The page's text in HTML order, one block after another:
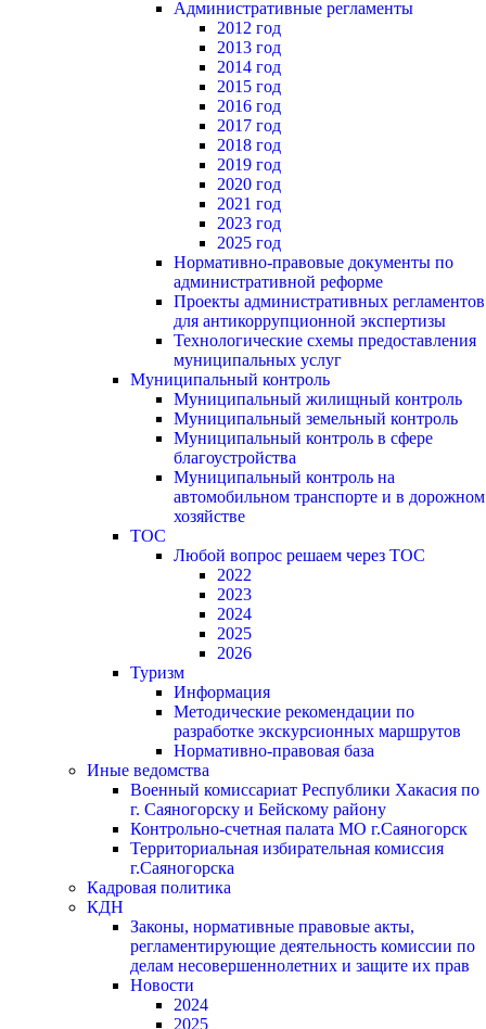
Административные регламенты
2012 год
2013 год
2014 год
2015 год
2016 год
2017 год
2018 год
2019 год
2020 год
2021 год
2023 год
2025 год
Нормативно-правовые документы по
административной реформе
Проекты административных регламентов
для антикоррупционной экспертизы
Технологические схемы предоставления
муниципальных услуг
Муниципальный контроль
Муниципальный жилищный контроль
Муниципальный земельный контроль
Муниципальный контроль в сфере
благоустройства
Муниципальный контроль на
автомобильном транспорте и в дорожном
хозяйстве
ТОС
Любой вопрос решаем через ТОС
2022
2023
2024
2025
2026
Туризм
Информация
Методические рекомендации по
разработке экскурсионных маршрутов
Нормативно-правовая база
Иные ведомства
Военный комиссариат Республики Хакасия по
г. Саяногорску и Бейскому району
Контрольно-счетная палата МО г.Саяногорск
Территориальная избирательная комиссия
г.Саяногорска
Кадровая политика
КДН
Законы, нормативные правовые акты,
регламентирующие деятельность комиссии по
делам несовершеннолетних и защите их прав
Новости
2024
2025